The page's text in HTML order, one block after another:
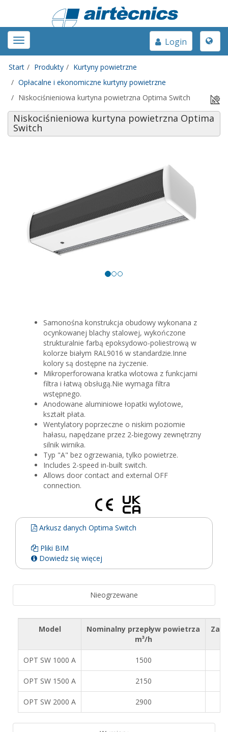
Toggle
navigation
Toggle
Login
Start Produkty
Kurtyny powietrzne
Opłacalne i ekonomiczne kurtyny powietrzne
Niskociśnieniowa kurtyna powietrzna Optima Switch
Niskociśnieniowa kurtyna powietrzna Optima
Switch
Samonośna konstrukcja obudowy wykonana z
ocynkowanej blachy stalowej, wykończone
strukturalnie farbą epoksydowo-poliestrową w
kolorze białym RAL9016 w standardzie.Inne
kolory są dostępne na życzenie.
Mikroperforowana kratka wlotowa z funkcjami
filtra i łatwą obsługą.Nie wymaga filtra
wstępnego.
Anodowane aluminiowe łopatki wylotowe,
kształt płata.
Wentylatory poprzeczne o niskim poziomie
hałasu, napędzane przez 2-biegowy zewnętrzny
silnik wirnika.
Typ "A" bez ogrzewania, tylko powietrze.
Includes 2-speed in-built switch.
Allows door contact and external OFF
connection.
Arkusz danych Optima Switch
Pliki BIM
Dowiedz się więcej
Nieogrzewane
Model
Nominalny przepływ powietrza
m³/h
OPT SW 1000 A 1500
OPT SW 1500 A 2150
OPT SW 2000 A 2900